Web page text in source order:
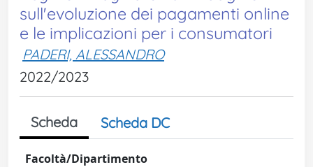
sull'evoluzione dei pagamenti online
e le implicazioni per i consumatori
PADERI, ALESSANDRO
2022/2023
Scheda Scheda DC
Facoltà/Dipartimento